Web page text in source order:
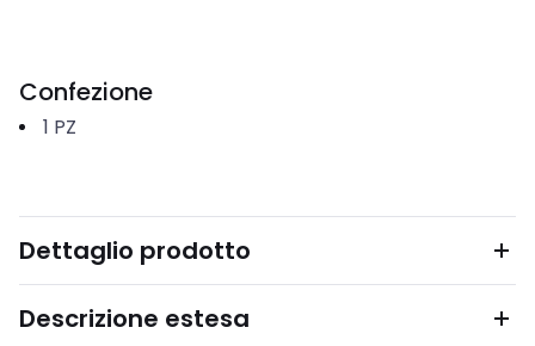
Confezione
1 PZ
Dettaglio prodotto
Descrizione estesa